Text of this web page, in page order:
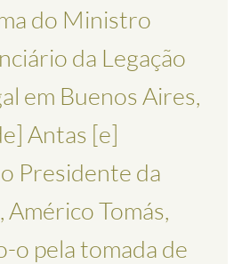
do Ministro
da Legação
em Buenos Aires,
Antas [e]
Presidente da
Américo Tomás,
o pela tomada de